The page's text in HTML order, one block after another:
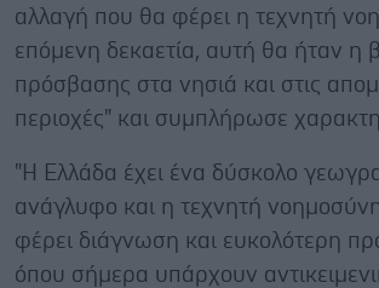
αλλαγή που θα φέρει η τεχνητή
επόμενη δεκαετία, αυτή θα ήταν η
πρόσβασης στα νησιά και στις
περιοχές" και συμπλήρωσε
"Η Ελλάδα έχει ένα δύσκολο
ανάγλυφο και η τεχνητή
φέρει διάγνωση και ευκολότερη
όπου σήμερα υπάρχουν